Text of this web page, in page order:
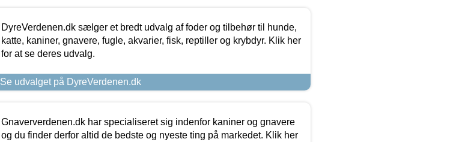
DyreVerdenen.dk sælger et bredt udvalg af foder og tilbehør til hunde,
katte, kaniner, gnavere, fugle, akvarier, fisk, reptiller og krybdyr. Klik her
for at se deres udvalg.
Se udvalget på DyreVerdenen.dk
Gnaververdenen.dk har specialiseret sig indenfor kaniner og gnavere
og du finder derfor altid de bedste og nyeste ting på markedet. Klik her